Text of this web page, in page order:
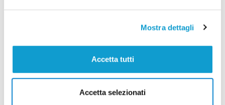
Mostra dettagli
Accetta tutti
Accetta selezionati